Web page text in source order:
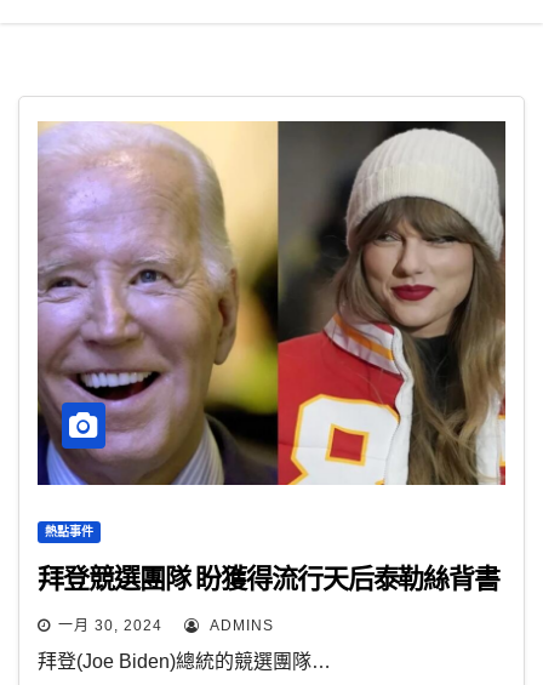
熱點事件
拜登競選團隊 盼獲得流行天后泰勒絲背書
一月 30, 2024 ADMINS
拜登(Joe Biden)總統的競選團隊…